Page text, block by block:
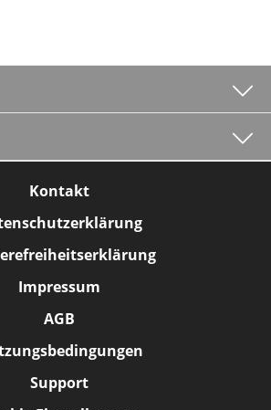
Kontakt
Impressum
AGB
Support